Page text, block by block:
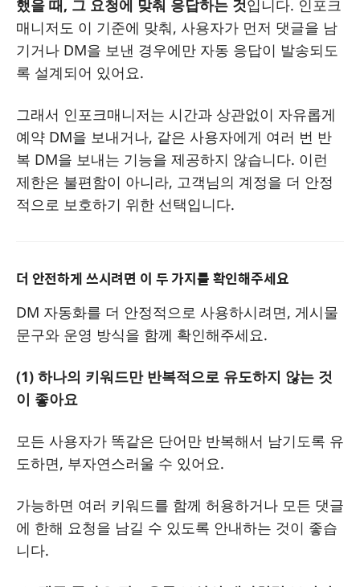
했을 때, 그 요청에 맞춰 응답하는 것입니다. 인포크
매니저도 이 기준에 맞춰, 사용자가 먼저 댓글을 남
기거나 DM을 보낸 경우에만 자동 응답이 발송되도
록 설계되어 있어요.
그래서 인포크매니저는 시간과 상관없이 자유롭게
예약 DM을 보내거나, 같은 사용자에게 여러 번 반
복 DM을 보내는 기능을 제공하지 않습니다. 이런
제한은 불편함이 아니라, 고객님의 계정을 더 안정
적으로 보호하기 위한 선택입니다.
더 안전하게 쓰시려면 이 두 가지를 확인해주세요
DM 자동화를 더 안정적으로 사용하시려면, 게시물
문구와 운영 방식을 함께 확인해주세요.
(1) 하나의 키워드만 반복적으로 유도하지 않는 것
이 좋아요
모든 사용자가 똑같은 단어만 반복해서 남기도록 유
도하면, 부자연스러울 수 있어요.
가능하면 여러 키워드를 함께 허용하거나 모든 댓글
에 한해 요청을 남길 수 있도록 안내하는 것이 좋습
니다.